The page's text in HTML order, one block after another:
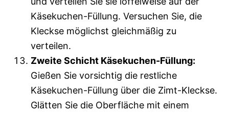
Käsekuchen-Füllung. Versuchen Sie, die
Kleckse möglichst gleichmäßig zu
verteilen.
Zweite Schicht Käsekuchen-Füllung:
Gießen Sie vorsichtig die restliche
Käsekuchen-Füllung über die Zimt-Kleckse.
Glätten Sie die Oberfläche mit einem